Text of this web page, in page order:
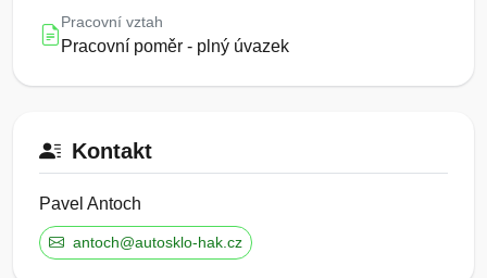
Pracovní vztah
Pracovní poměr - plný úvazek
Kontakt
Pavel Antoch
antoch@autosklo-hak.cz